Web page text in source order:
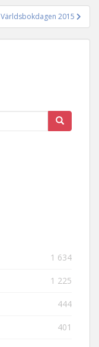
Världsbokdagen 2015
1 634
1 225
444
401